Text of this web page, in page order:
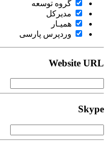
گروه توسعه
مدیرکل
همیـار
وردپرس پارسی
Website URL
Skype